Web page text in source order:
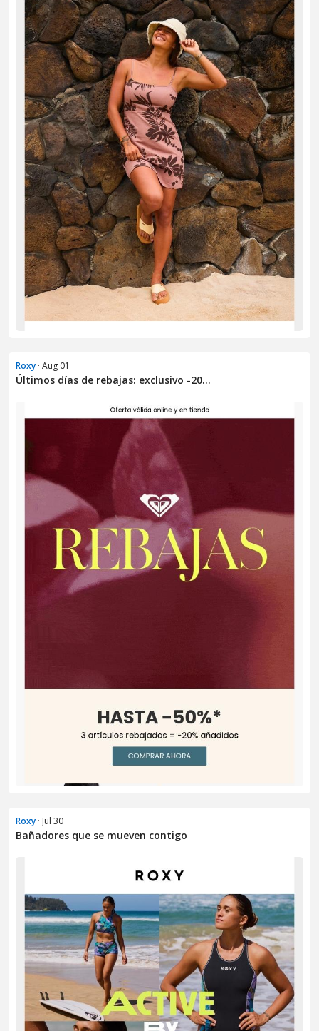
Roxy · Aug 01
Últimos días de rebajas: exclusivo -20...
Roxy · Jul 30
Bañadores que se mueven contigo